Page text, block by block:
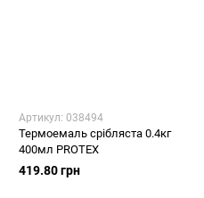
Артикул: 038494
Термоемаль срібляста 0.4кг
400мл PROTEX
419.80 грн